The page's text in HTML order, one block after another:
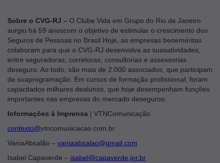
Sobre o CVG-RJ – O Clube Vida em Grupo do Rio de Janeiro
surgiu há 59 anoscom o objetivo de estimular o crescimento dos
Seguros de Pessoas no Brasil.Hoje, as empresas beneméritas
colaboram para que o CVG-RJ desenvolva as suasatividades,
entre seguradoras, corretoras, consultorias e assessorias
deseguro. Ao todo, são mais de 2.000 associados, que participam
de suaprogramação. Em cursos de formação profissional, foram
capacitados milhares dealunos, que hoje desempenham funções
importantes nas empresas do mercado deseguros.
Informações à Imprensa | VTNComunicação
contexto@​vtncomunicacao.com.br
VaniaAbsalão – vaniaabsalao@gmail.com
Isabel Capaverde – isabel@capaverde.jor.br